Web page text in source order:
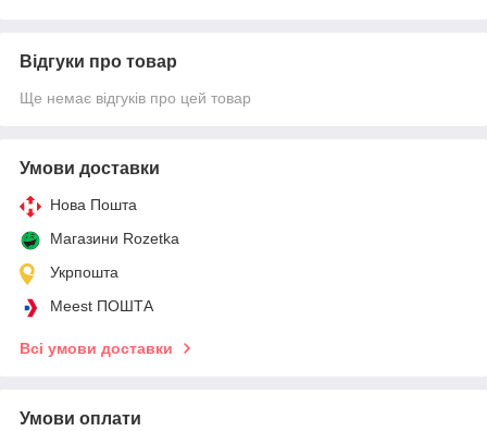
Відгуки про товар
Ще немає відгуків про цей товар
Умови доставки
Нова Пошта
Магазини Rozetka
Укрпошта
Meest ПОШТА
Всі умови доставки
Умови оплати